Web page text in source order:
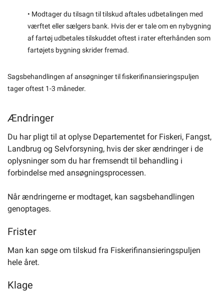
• Modtager du tilsagn til tilskud aftales udbetalingen med
værftet eller sælgers bank. Hvis der er tale om en nybygning
af fartøj udbetales tilskuddet oftest i rater efterhånden som
fartøjets bygning skrider fremad.
Sagsbehandlingen af ansøgninger til fiskerifinansieringspuljen
tager oftest 1-3 måneder.
Ændringer
Du har pligt til at oplyse Departementet for Fiskeri, Fangst,
Landbrug og Selvforsyning, hvis der sker ændringer i de
oplysninger som du har fremsendt til behandling i
forbindelse med ansøgningsprocessen.
Når ændringerne er modtaget, kan sagsbehandlingen
genoptages.
Frister
Man kan søge om tilskud fra Fiskerifinansieringspuljen
hele året.
Klage